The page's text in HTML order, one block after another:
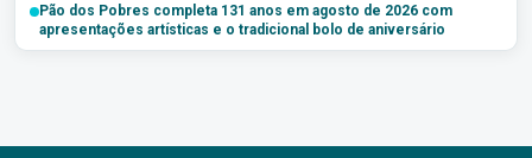
Pão dos Pobres completa 131 anos em agosto de 2026 com
apresentações artísticas e o tradicional bolo de aniversário